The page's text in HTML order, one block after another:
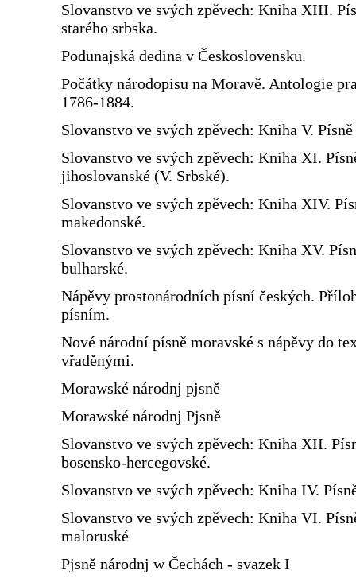
Slovanstvo ve svých zpěvech: Kniha XIII.
starého srbska.
Podunajská dedina v Československu.
Počátky národopisu na Moravě. Antologie
1786-1884.
Slovanstvo ve svých zpěvech: Kniha V.
Slovanstvo ve svých zpěvech: Kniha XI.
jihoslovanské (V. Srbské).
Slovanstvo ve svých zpěvech: Kniha XIV.
makedonské.
Slovanstvo ve svých zpěvech: Kniha XV.
bulharské.
Nápěvy prostonárodních písní českých.
písním.
Nové národní písně moravské s nápěvy do
vřaděnými.
Morawské národnj pjsně
Morawské národnj Pjsně
Slovanstvo ve svých zpěvech: Kniha XII.
bosensko-hercegovské.
Slovanstvo ve svých zpěvech: Kniha IV.
Slovanstvo ve svých zpěvech: Kniha VI.
maloruské
Pjsně národnj w Čechách - svazek I